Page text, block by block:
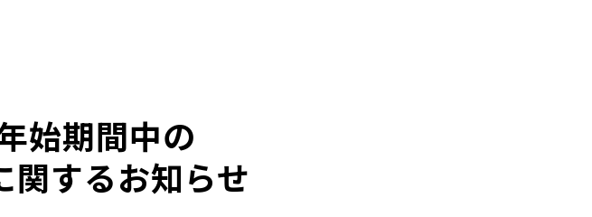
始期間中の
関するお知らせ